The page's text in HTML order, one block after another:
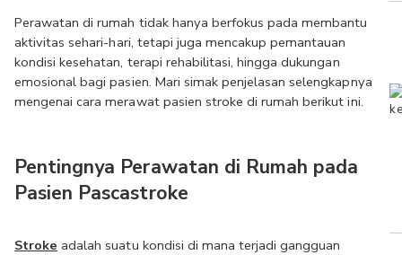
Perawatan di rumah tidak hanya berfokus pada membantu
aktivitas sehari-hari, tetapi juga mencakup pemantauan
kondisi kesehatan, terapi rehabilitasi, hingga dukungan
emosional bagi pasien. Mari simak penjelasan selengkapnya
mengenai cara merawat pasien stroke di rumah berikut ini.
Pentingnya Perawatan di Rumah pada
Pasien Pascastroke
Stroke adalah suatu kondisi di mana terjadi gangguan